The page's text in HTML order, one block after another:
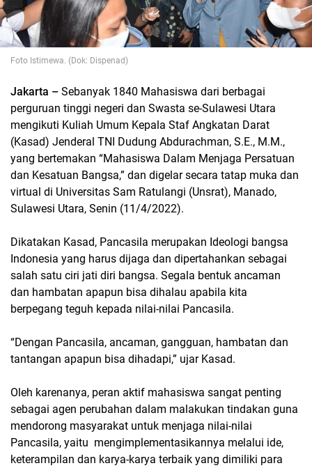
Foto Istimewa. (Dok: Dispenad)
Jakarta – Sebanyak 1840 Mahasiswa dari berbagai
perguruan tinggi negeri dan Swasta se-Sulawesi Utara
mengikuti Kuliah Umum Kepala Staf Angkatan Darat
(Kasad) Jenderal TNI Dudung Abdurachman, S.E., M.M.,
yang bertemakan “Mahasiswa Dalam Menjaga Persatuan
dan Kesatuan Bangsa,” dan digelar secara tatap muka dan
virtual di Universitas Sam Ratulangi (Unsrat), Manado,
Sulawesi Utara, Senin (11/4/2022).
Dikatakan Kasad, Pancasila merupakan Ideologi bangsa
Indonesia yang harus dijaga dan dipertahankan sebagai
salah satu ciri jati diri bangsa. Segala bentuk ancaman
dan hambatan apapun bisa dihalau apabila kita
berpegang teguh kepada nilai-nilai Pancasila.
“Dengan Pancasila, ancaman, gangguan, hambatan dan
tantangan apapun bisa dihadapi,” ujar Kasad.
Oleh karenanya, peran aktif mahasiswa sangat penting
sebagai agen perubahan dalam malakukan tindakan guna
mendorong masyarakat untuk menjaga nilai-nilai
Pancasila, yaitu mengimplementasikannya melalui ide,
keterampilan dan karya-karya terbaik yang dimiliki para